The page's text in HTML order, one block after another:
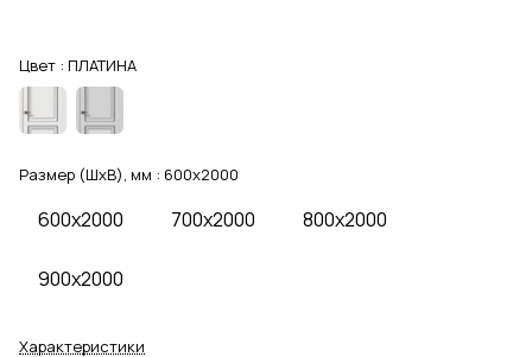
Цвет : ПЛАТИНА
Размер (ШхВ), мм : 600x2000
600x2000 700x2000 800x2000
900x2000
Характеристики